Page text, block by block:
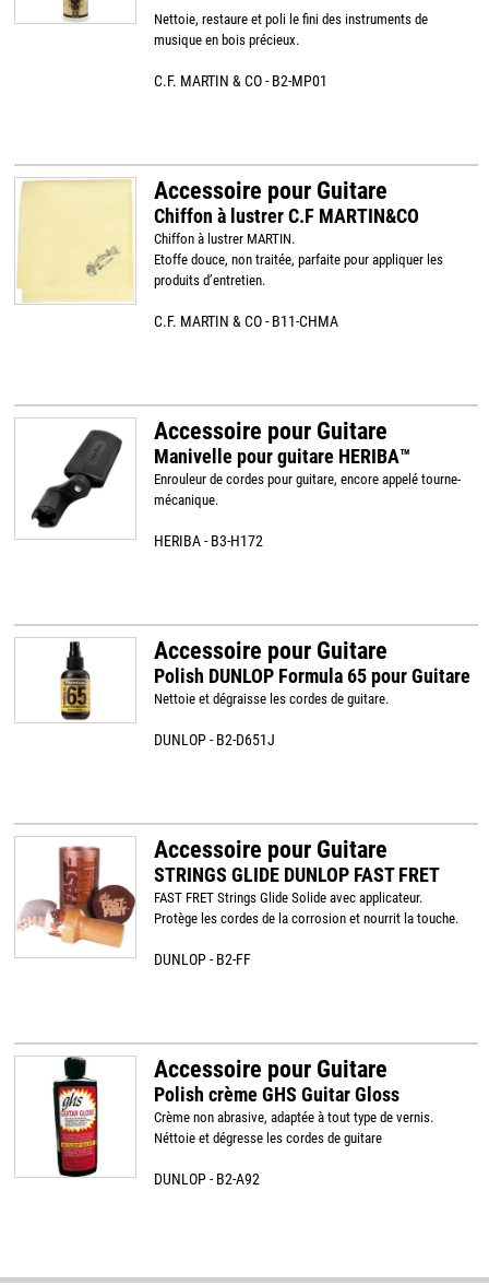
Nettoie, restaure et poli le fini des instruments de
musique en bois précieux.
C.F. MARTIN & CO - B2-MP01
Accessoire pour Guitare
Chiffon à lustrer C.F MARTIN&CO
Chiffon à lustrer MARTIN.
Etoffe douce, non traitée, parfaite pour appliquer les
produits d’entretien.
C.F. MARTIN & CO - B11-CHMA
Accessoire pour Guitare
Manivelle pour guitare HERIBA™
Enrouleur de cordes pour guitare, encore appelé tourne-
mécanique.
HERIBA - B3-H172
Accessoire pour Guitare
Polish DUNLOP Formula 65 pour Guitare
Nettoie et dégraisse les cordes de guitare.
DUNLOP - B2-D651J
Accessoire pour Guitare
STRINGS GLIDE DUNLOP FAST FRET
FAST FRET Strings Glide Solide avec applicateur.
Protège les cordes de la corrosion et nourrit la touche.
DUNLOP - B2-FF
Accessoire pour Guitare
Polish crème GHS Guitar Gloss
Crème non abrasive, adaptée à tout type de vernis.
Néttoie et dégresse les cordes de guitare
DUNLOP - B2-A92